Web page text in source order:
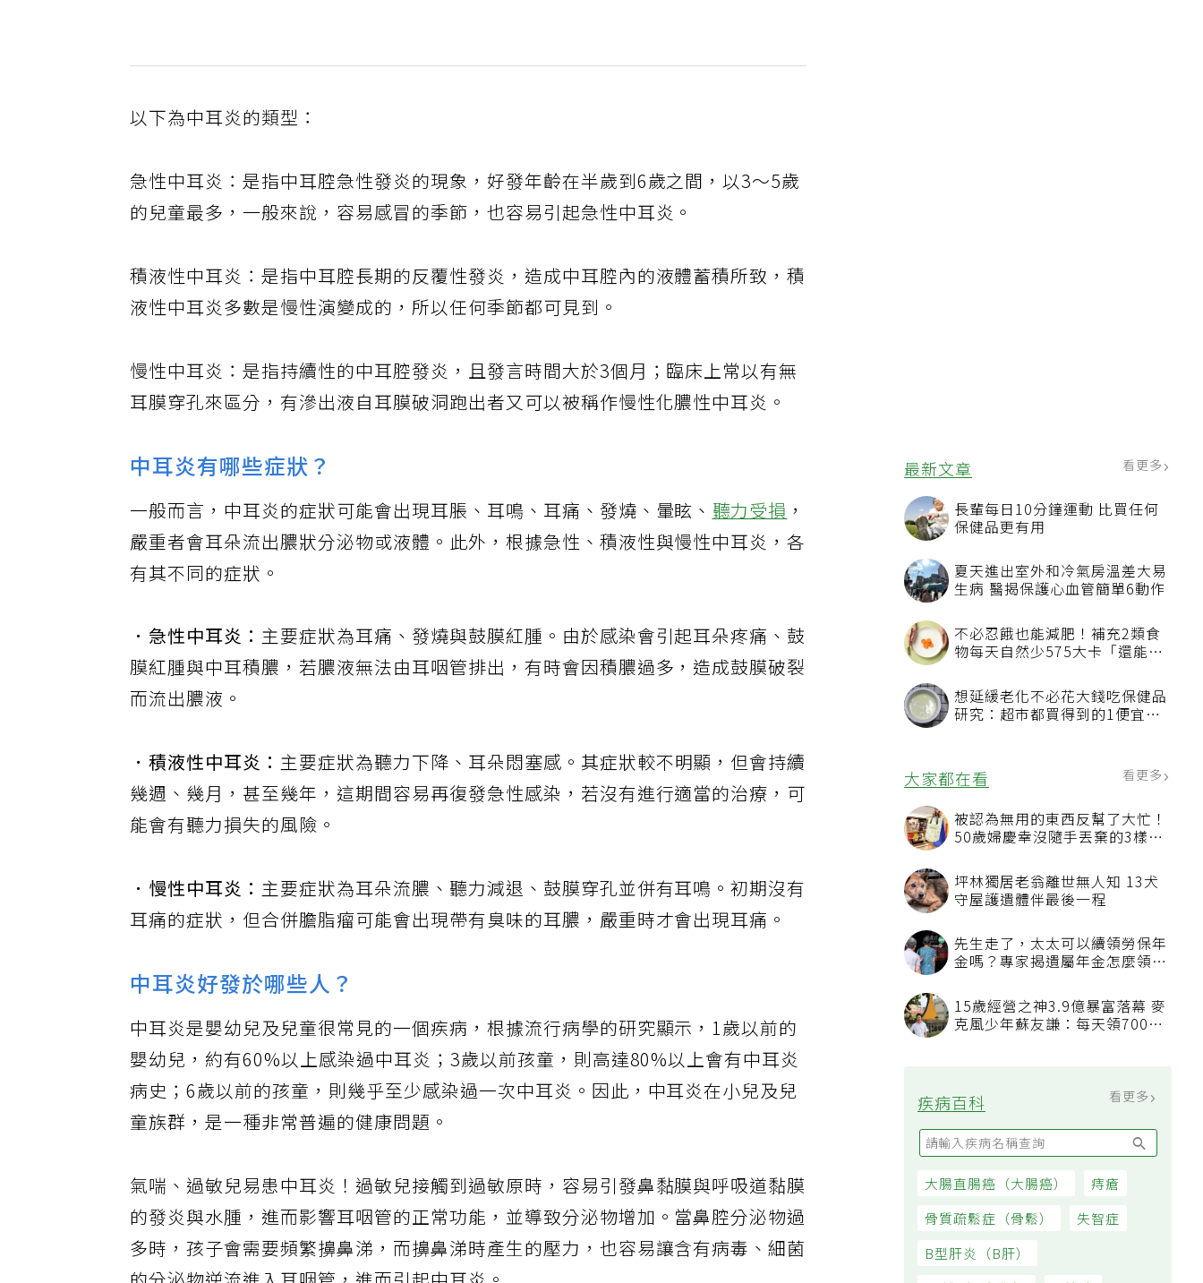
最新文章 看更多
長輩每日10分鐘運動 比買任何
保健品更有用
夏天進出室外和冷氣房溫差大易
生病 醫揭保護心血管簡單6動作
不必忍餓也能減肥！補充2類食
物每天自然少575大卡「還能吃
想延緩老化不必花大錢吃保健品
研究：超市都買得到的1便宜食
大家都在看
被認為無用的東西反幫了大忙！
50歲婦慶幸沒隨手丟棄的3樣物
坪林獨居老翁離世無人知 13犬
守屋護遺體伴最後一程
先生走了，太太可以續領勞保年
看順位還要看資格
15歲經營之神3.9億暴富落幕 麥
疾病百科
以下為中耳炎的類型：
急性中耳炎：是指中耳腔急性發炎的現象，好發年齡在半歲到6歲之間，以3～5歲
的兒童最多，一般來說，容易感冒的季節，也容易引起急性中耳炎。
積液性中耳炎：是指中耳腔長期的反覆性發炎，造成中耳腔內的液體蓄積所致，積
液性中耳炎多數是慢性演變成的，所以任何季節都可見到。
慢性中耳炎：是指持續性的中耳腔發炎，且發言時間大於3個月；臨床上常以有無
耳膜穿孔來區分，有滲出液自耳膜破洞跑出者又可以被稱作慢性化膿性中耳炎。
中耳炎有哪些症狀？
一般而言，中耳炎的症狀可能會出現耳脹、耳鳴、耳痛、發燒、暈眩、聽力受損 ，
嚴重者會耳朵流出膿狀分泌物或液體。此外，根據急性、積液性與慢性中耳炎，各
有其不同的症狀。
．急性中耳炎：主要症狀為耳痛、發燒與鼓膜紅腫。由於感染會引起耳朵疼痛、鼓
膜紅腫與中耳積膿，若膿液無法由耳咽管排出，有時會因積膿過多，造成鼓膜破裂
而流出膿液。
．積液性中耳炎：主要症狀為聽力下降、耳朵悶塞感。其症狀較不明顯，但會持續
幾週、幾月，甚至幾年，這期間容易再復發急性感染，若沒有進行適當的治療，可
能會有聽力損失的風險。
．慢性中耳炎：主要症狀為耳朵流膿、聽力減退、鼓膜穿孔並併有耳鳴。初期沒有
耳痛的症狀，但合併膽脂瘤可能會出現帶有臭味的耳膿，嚴重時才會出現耳痛。
中耳炎好發於哪些人？
中耳炎是嬰幼兒及兒童很常見的一個疾病，根據流行病學的研究顯示，1歲以前的
嬰幼兒，約有60%以上感染過中耳炎；3歲以前孩童，則高達80%以上會有中耳炎
病史；6歲以前的孩童，則幾乎至少感染過一次中耳炎。因此，中耳炎在小兒及兒
童族群，是一種非常普遍的健康問題。
氣喘、過敏兒易患中耳炎！過敏兒接觸到過敏原時，容易引發鼻黏膜與呼吸道黏膜
的發炎與水腫，進而影響耳咽管的正常功能，並導致分泌物增加。當鼻腔分泌物過
多時，孩子會需要頻繁擤鼻涕，而擤鼻涕時產生的壓力，也容易讓含有病毒、細菌